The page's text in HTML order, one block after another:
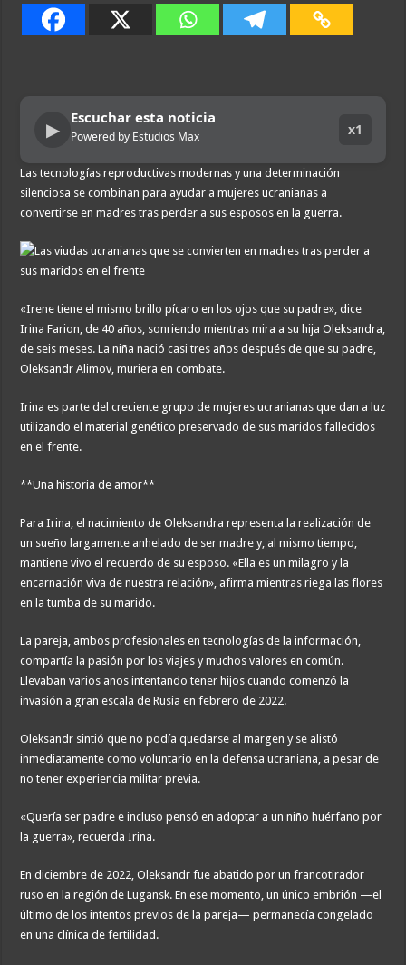
▶
Escuchar esta noticia
Powered by Estudios Max x1
Las tecnologías reproductivas modernas y una determinación
silenciosa se combinan para ayudar a mujeres ucranianas a
convertirse en madres tras perder a sus esposos en la guerra.
«Irene tiene el mismo brillo pícaro en los ojos que su padre», dice
Irina Farion, de 40 años, sonriendo mientras mira a su hija Oleksandra,
de seis meses. La niña nació casi tres años después de que su padre,
Oleksandr Alimov, muriera en combate.
Irina es parte del creciente grupo de mujeres ucranianas que dan a luz
utilizando el material genético preservado de sus maridos fallecidos
en el frente.
**Una historia de amor**
Para Irina, el nacimiento de Oleksandra representa la realización de
un sueño largamente anhelado de ser madre y, al mismo tiempo,
mantiene vivo el recuerdo de su esposo. «Ella es un milagro y la
encarnación viva de nuestra relación», afirma mientras riega las flores
en la tumba de su marido.
La pareja, ambos profesionales en tecnologías de la información,
compartía la pasión por los viajes y muchos valores en común.
Llevaban varios años intentando tener hijos cuando comenzó la
invasión a gran escala de Rusia en febrero de 2022.
Oleksandr sintió que no podía quedarse al margen y se alistó
inmediatamente como voluntario en la defensa ucraniana, a pesar de
no tener experiencia militar previa.
«Quería ser padre e incluso pensó en adoptar a un niño huérfano por
la guerra», recuerda Irina.
En diciembre de 2022, Oleksandr fue abatido por un francotirador
ruso en la región de Lugansk. En ese momento, un único embrión —el
último de los intentos previos de la pareja— permanecía congelado
en una clínica de fertilidad.